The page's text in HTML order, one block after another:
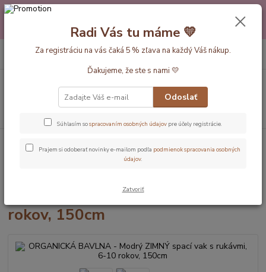
Máte nejakú otázku alebo váhate s výberom? Neváhajte a zavolajte
pokojne aj večer alebo cez víkend. Sme tu pre Vás.💛 Petra a babička
Monička
EUR
+420 777 610 855
ZIMNÝ spací vak s rukávmi, 6-10 rokov, 150cm
ZIMNÝ spací vak s rukávmi, 6-10
rokov, 150cm
Radi Vás tu máme 💛
Za registráciu na vás čaká 5 % zľava na každý Váš nákup.
Ďakujeme, že ste s nami 💛
Odoslať
Súhlasím sospracovaním osobných údajov pre účely registrácie.
Prajem si odoberať novinky e-mailom podľa podmienok spracovania osobných
údajov.
Zatvoriť